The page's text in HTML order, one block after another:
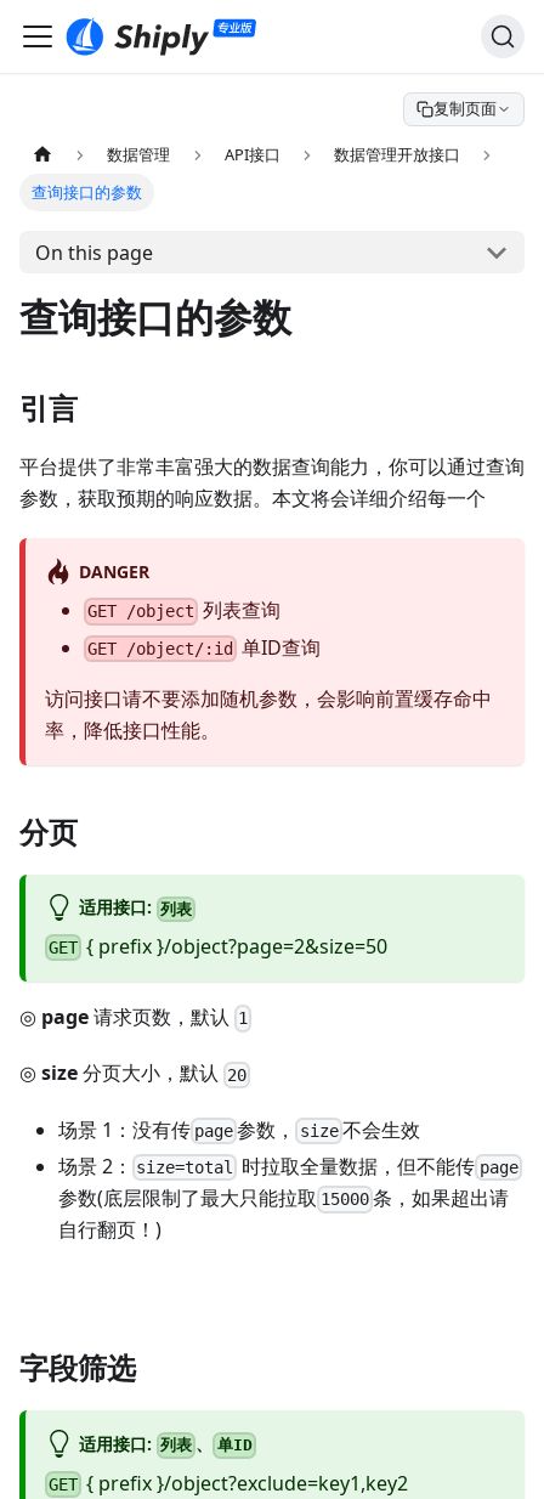
复制页面
数据管理 API接口
数据管理开放接口
查询接口的参数
On this page
查询接口的参数
引言
平台提供了非常丰富强大的数据查询能力，你可以通过查询
参数，获取预期的响应数据。本文将会详细介绍每一个
DANGER
GET /object 列表查询
GET /object/:id 单ID查询
访问接口请不要添加随机参数，会影响前置缓存命中
率，降低接口性能。
分页
适用接口: 列表
GET { prefix }/object?page=2&size=50
◎ page请求页数，默认 1
◎ size分页大小，默认 20
场景 1：没有传 page 参数， size不会生效
场景 2：
size=total 时拉取全量数据，但不能传 page
参数(底层限制了最大只能拉取 15000 条，如果超出请
自行翻页！)
字段筛选
适用接口: 列表 、 单ID
GET { prefix }/object?exclude=key1,key2